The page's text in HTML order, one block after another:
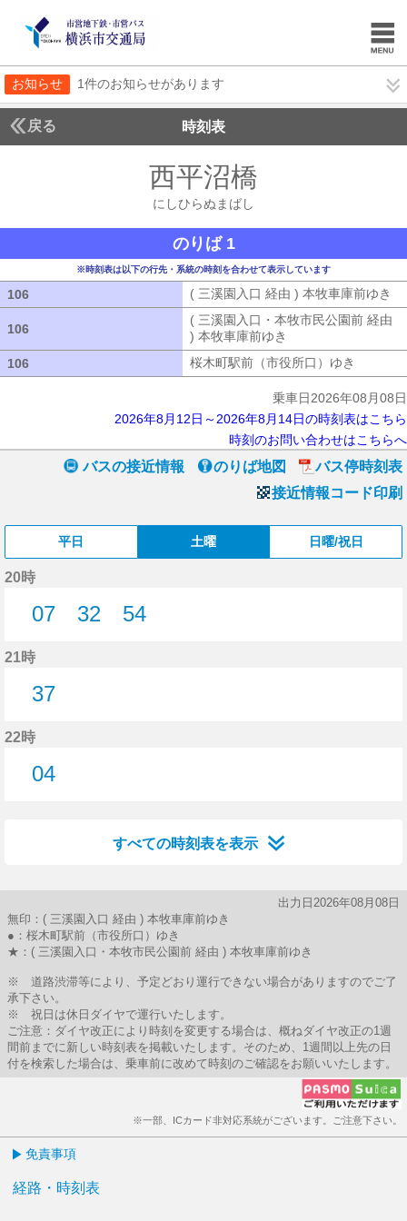
お知らせ 1件のお知らせがあります
戻る 時刻表
西平沼橋
にしひらぬまばし
のりば 1
※時刻表は以下の行先・系統の時刻を合わせて表示しています
106 ( 三溪園入口 経由 ) 本牧車庫前ゆき
106
( 三溪園入口・本牧市民公園前 経由
) 本牧車庫前ゆき
106
桜木町駅前（市役所口）ゆき
乗車日2026年08月08日
2026年8月12日～2026年8月14日の時刻表はこちら
時刻のお問い合わせはこちらへ
バスの接近情報 のりば地図
バス停時刻表
接近情報コード印刷
平日 土曜 日曜/祝日
20時
07
32
54
21時
37
22時
04
すべての時刻表を表示
出力日2026年08月08日
無印：( 三溪園入口 経由 ) 本牧車庫前ゆき
●：桜木町駅前（市役所口）ゆき
★：( 三溪園入口・本牧市民公園前 経由 ) 本牧車庫前ゆき
※ 道路渋滞等により、予定どおり運行できない場合がありますのでご了
承下さい。
※ 祝日は休日ダイヤで運行いたします。
ご注意：ダイヤ改正により時刻を変更する場合は、概ねダイヤ改正の1週
間前までに新しい時刻表を掲載いたします。そのため、1週間以上先の日
付を検索した場合は、乗車前に改めて時刻のご確認をお願いいたします。
※一部、ICカード非対応系統がございます。ご注意下さい。
免責事項
経路・時刻表